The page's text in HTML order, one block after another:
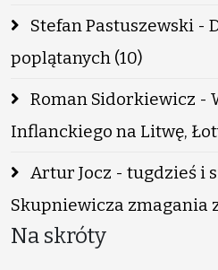
Stefan Pastuszewski -
poplątanych (10)
Roman Sidorkiewicz -
Inflanckiego na Litwę,
Artur Jocz - tugdzieś i
Skupniewicza zmagania
Na skróty